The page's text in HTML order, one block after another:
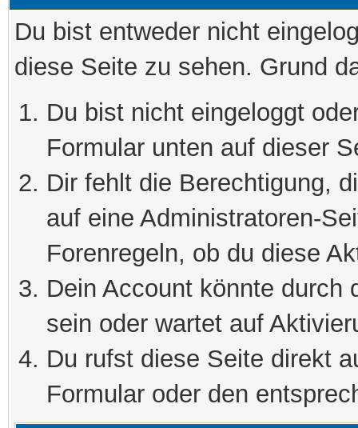
Du bist entweder nicht
diese Seite zu sehen. Grund
Du bist nicht eingeloggt
Formular unten auf dieser
Dir fehlt die Berechtigung,
auf eine Administratoren-
Forenregeln, ob du diese
Dein Account könnte durch
sein oder wartet auf
Du rufst diese Seite direkt
Formular oder den